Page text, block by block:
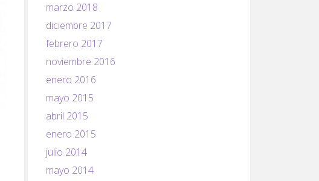
marzo 2018
diciembre 2017
febrero 2017
noviembre 2016
enero 2016
mayo 2015
abril 2015
enero 2015
julio 2014
mayo 2014